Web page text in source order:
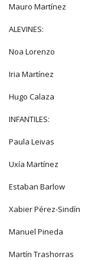
Mauro Martínez
ALEVINES:
Noa Lorenzo
Iria Martínez
Hugo Calaza
INFANTILES:
Paula Leivas
Uxía Martínez
Estaban Barlow
Xabier Pérez-Sindín
Manuel Pineda
Martín Trashorras